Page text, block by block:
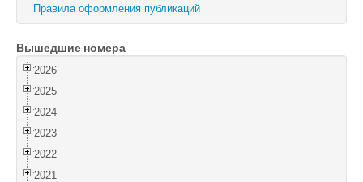
Поиск
Войти
Правила оформления публикаций
Вышедшие номера
2026
2025
2024
2023
2022
2021